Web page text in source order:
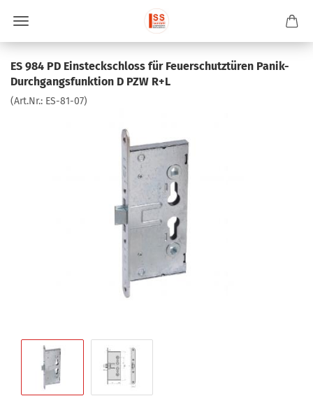
ES 984 PD Einsteckschloss für Feuerschutztüren Panik-
Durchgangsfunktion D PZW R+L
(Art.Nr.: ES-81-07)